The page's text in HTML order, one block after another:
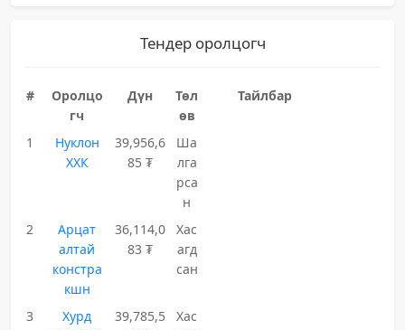
Тендер оролцогч
#
Оролцо
гч
Дүн
Төл
өв
Тайлбар
1
Нуклон
ХХК
39,956,6
85 ₮
Ша
лга
рса
н
2
Арцат
алтай
констра
кшн
36,114,0
83 ₮
Хас
агд
сан
3
Хурд
39,785,5
Хас